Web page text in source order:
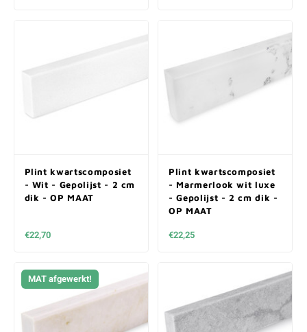
Plint kwartscomposiet
- Wit - Gepolijst - 2 cm
dik - OP MAAT
€22,70
Plint kwartscomposiet
- Marmerlook wit luxe
- Gepolijst - 2 cm dik -
OP MAAT
€22,25
MAT afgewerkt!